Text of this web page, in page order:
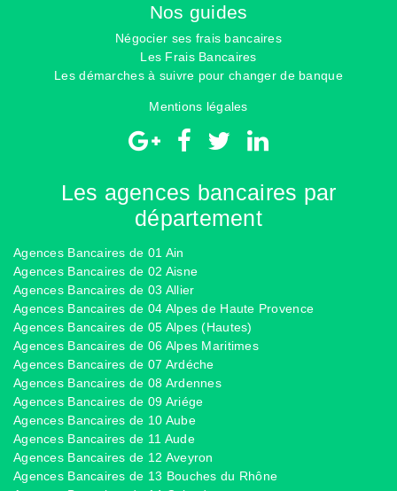
Nos guides
Négocier ses frais bancaires
Les Frais Bancaires
Les démarches à suivre pour changer de banque
Mentions légales
Les agences bancaires par
département
Agences Bancaires de 01 Ain
Agences Bancaires de 02 Aisne
Agences Bancaires de 03 Allier
Agences Bancaires de 04 Alpes de Haute Provence
Agences Bancaires de 05 Alpes (Hautes)
Agences Bancaires de 06 Alpes Maritimes
Agences Bancaires de 07 Ardéche
Agences Bancaires de 08 Ardennes
Agences Bancaires de 09 Ariége
Agences Bancaires de 10 Aube
Agences Bancaires de 11 Aude
Agences Bancaires de 12 Aveyron
Agences Bancaires de 13 Bouches du Rhône